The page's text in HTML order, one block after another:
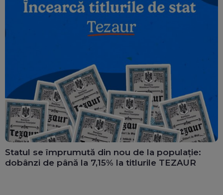
Statul se împrumută din nou de la populație:
dobânzi de până la 7,15% la titlurile TEZAUR